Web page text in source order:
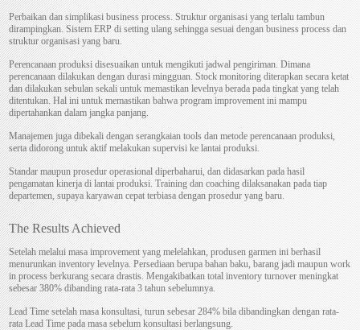
Perbaikan dan simplikasi business process. Struktur organisasi yang terlalu tambun
dirampingkan. Sistem ERP di setting ulang sehingga sesuai dengan business process dan
struktur organisasi yang baru.
Perencanaan produksi disesuaikan untuk mengikuti jadwal pengiriman. Dimana
perencanaan dilakukan dengan durasi mingguan. Stock monitoring diterapkan secara ketat
dan dilakukan sebulan sekali untuk memastikan levelnya berada pada tingkat yang telah
ditentukan. Hal ini untuk memastikan bahwa program improvement ini mampu
dipertahankan dalam jangka panjang.
Manajemen juga dibekali dengan serangkaian tools dan metode perencanaan produksi,
serta didorong untuk aktif melakukan supervisi ke lantai produksi.
Standar maupun prosedur operasional diperbaharui, dan didasarkan pada hasil
pengamatan kinerja di lantai produksi. Training dan coaching dilaksanakan pada tiap
departemen, supaya karyawan cepat terbiasa dengan prosedur yang baru.
The Results Achieved
Setelah melalui masa improvement yang melelahkan, produsen garmen ini berhasil
menurunkan inventory levelnya. Persediaan berupa bahan baku, barang jadi maupun work
in process berkurang secara drastis. Mengakibatkan total inventory turnover meningkat
sebesar 380% dibanding rata-rata 3 tahun sebelumnya.
Lead Time setelah masa konsultasi, turun sebesar 284% bila dibandingkan dengan rata-
rata Lead Time pada masa sebelum konsultasi berlangsung.